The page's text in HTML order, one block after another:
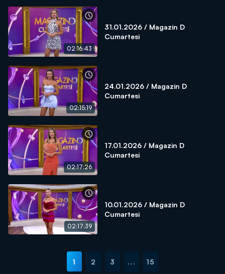
02:16:43
31.01.2026 / Magazin D
Cumartesi
02:15:19
24.01.2026 / Magazin D
Cumartesi
02:17:26
17.01.2026 / Magazin D
Cumartesi
02:17:39
10.01.2026 / Magazin D
Cumartesi
1 2 3 ... 15